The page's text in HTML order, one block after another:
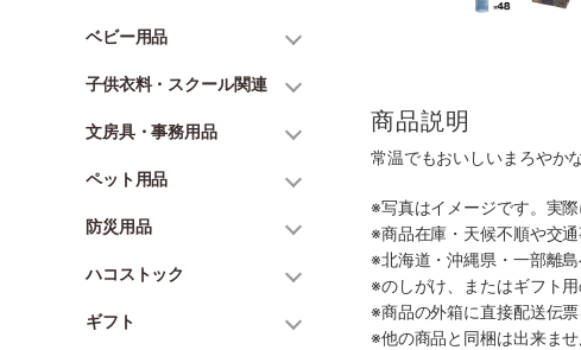
ベビー用品
子供衣料・スクール関連
文房具・事務用品
ペット用品
防災用品
ハコストック
ギフト
商品説明
常温でもおいしいまろやか
※写真はイメージです。実
※商品在庫・天候不順や交
※北海道・沖縄県・一部離島
※のしがけ、またはギフト
※商品の外箱に直接配送伝
※他の商品と同梱は出来ませ